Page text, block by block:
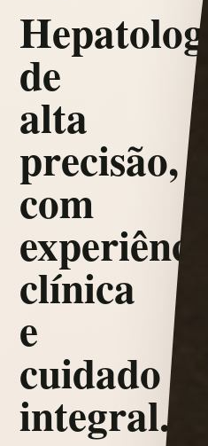
Hepatologia
de
alta
precisão,
com
experiência
clínica
e
cuidado
integral.